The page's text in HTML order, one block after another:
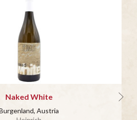
Naked White
Austria